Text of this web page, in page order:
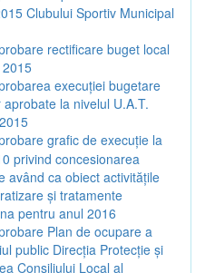
Clubului Sportiv Municipal
rectificare buget local
execuției bugetare
la nivelul U.A.T.
grafic de execuție la
privind concesionarea
având ca obiect activitățile
și tratamente
pentru anul 2016
Plan de ocupare a
public Direcția Protecție și
Consiliului Local al